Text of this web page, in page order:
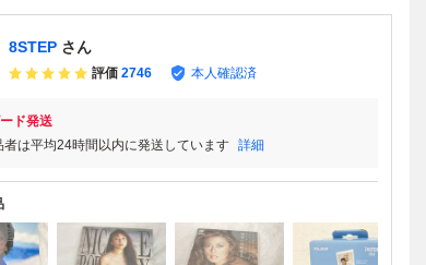
8STEP さん
評価 2746 本人確認済
ド発送
者は平均24時間以内に発送しています 詳細